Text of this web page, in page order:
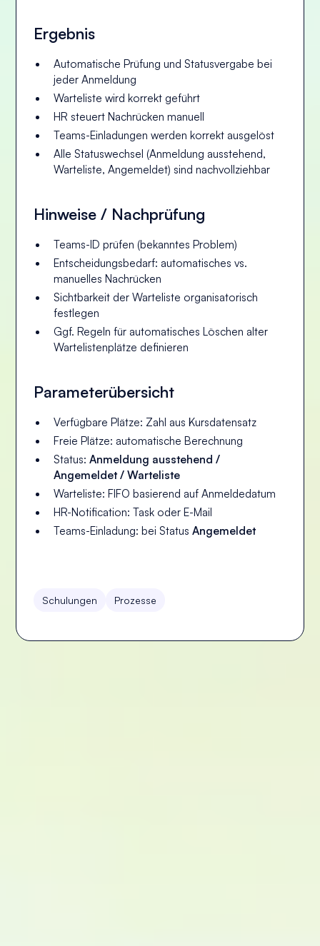
Ergebnis
Automatische Prüfung und Statusvergabe bei
jeder Anmeldung
Warteliste wird korrekt geführt
HR steuert Nachrücken manuell
Teams-Einladungen werden korrekt ausgelöst
Alle Statuswechsel (Anmeldung ausstehend,
Warteliste,Angemeldet) sind nachvollziehbar
Hinweise / Nachprüfung
Teams-ID prüfen (bekanntes Problem)
Entscheidungsbedarf: automatisches vs.
manuelles Nachrücken
Sichtbarkeit der Warteliste organisatorisch
festlegen
Ggf. Regeln für automatisches Löschen alter
Wartelistenplätze definieren
Parameterübersicht
Verfügbare Plätze: Zahl aus Kursdatensatz
Freie Plätze: automatische Berechnung
Status:Anmeldung ausstehend /
Angemeldet / Warteliste
Warteliste: FIFO basierend auf Anmeldedatum
HR-Notification: Task oder E-Mail
Teams-Einladung: bei StatusAngemeldet
Schulungen Prozesse